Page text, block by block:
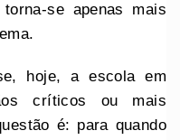
se apenas mais
hoje, a escola em
críticos ou mais
é: para quando